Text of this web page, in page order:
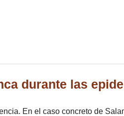
durante las
En el caso concreto de